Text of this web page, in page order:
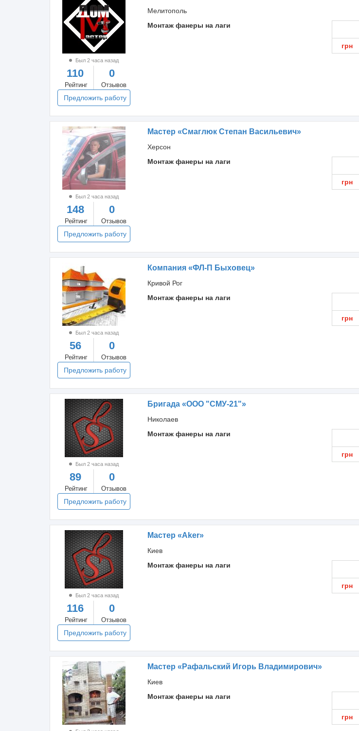
Был 2 часа назад
110
Рейтинг
0
Отзывов
Предложить работу
Мелитополь
Монтаж фанеры на лаги
грн
Был 2 часа назад
148
Рейтинг
0
Отзывов
Предложить работу
Мастер «Смаглюк Степан Васильевич»
Херсон
Монтаж фанеры на лаги
грн
Был 2 часа назад
56
Рейтинг
0
Отзывов
Предложить работу
Компания «ФЛ-П Быховец»
Кривой Рог
Монтаж фанеры на лаги
грн
Был 2 часа назад
89
Рейтинг
0
Отзывов
Предложить работу
Бригада «ООО "СМУ-21"»
Николаев
Монтаж фанеры на лаги
грн
Был 2 часа назад
116
Рейтинг
0
Отзывов
Предложить работу
Мастер «Aker»
Киев
Монтаж фанеры на лаги
грн
Мастер «Рафальский Игорь Владимирович»
Киев
Монтаж фанеры на лаги
грн